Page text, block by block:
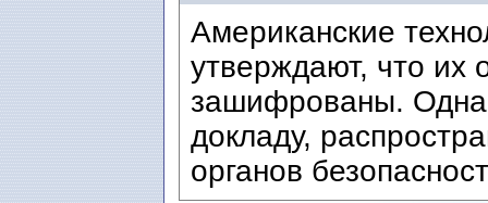
Американские
утверждают, что их
зашифрованы.
докладу,
органов